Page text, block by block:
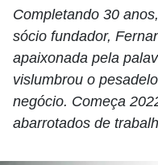
Completando 30
sócio fundador,
apaixonada pela
vislumbrou o
negócio. Começa
abarrotados de